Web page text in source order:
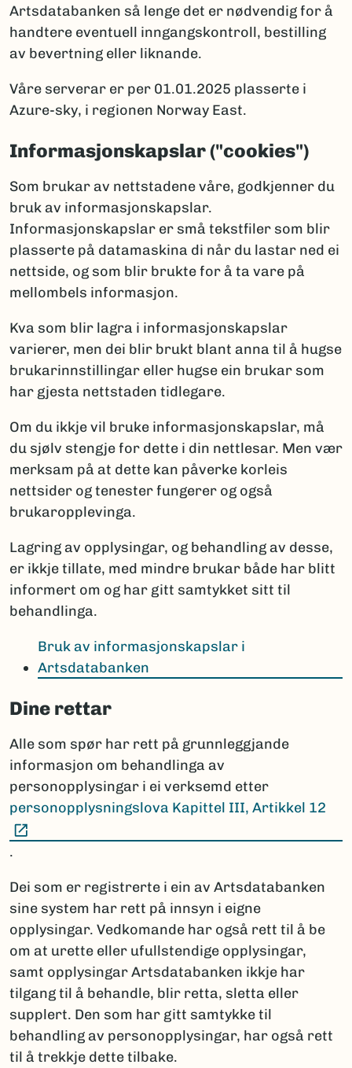
Artsdatabanken så lenge det er nødvendig for å
handtere eventuell inngangskontroll, bestilling
av bevertning eller liknande.
Våre serverar er per 01.01.2025 plasserte i
Azure-sky, i regionen Norway East.
Informasjonskapslar ("cookies")
Som brukar av nettstadene våre, godkjenner du
bruk av informasjonskapslar.
Informasjonskapslar er små tekstfiler som blir
plasserte på datamaskina di når du lastar ned ei
nettside, og som blir brukte for å ta vare på
mellombels informasjon.
Kva som blir lagra i informasjonskapslar
varierer, men dei blir brukt blant anna til å hugse
brukarinnstillingar eller hugse ein brukar som
har gjesta nettstaden tidlegare.
Om du ikkje vil bruke informasjonskapslar, må
du sjølv stengje for dette i din nettlesar. Men vær
merksam på at dette kan påverke korleis
nettsider og tenester fungerer og også
brukaropplevinga.
Lagring av opplysingar, og behandling av desse,
er ikkje tillate, med mindre brukar både har blitt
informert om og har gitt samtykket sitt til
behandlinga.
Bruk av informasjonskapslar i
Artsdatabanken
Dine rettar
Alle som spør har rett på grunnleggjande
informasjon om behandlinga av
personopplysingar i ei verksemd etter
personopplysningslova Kapittel III, Artikkel 12
.
Dei som er registrerte i ein av Artsdatabanken
sine system har rett på innsyn i eigne
opplysingar. Vedkomande har også rett til å be
om at urette eller ufullstendige opplysingar,
samt opplysingar Artsdatabanken ikkje har
tilgang til å behandle, blir retta, sletta eller
supplert. Den som har gitt samtykke til
behandling av personopplysingar, har også rett
til å trekkje dette tilbake.